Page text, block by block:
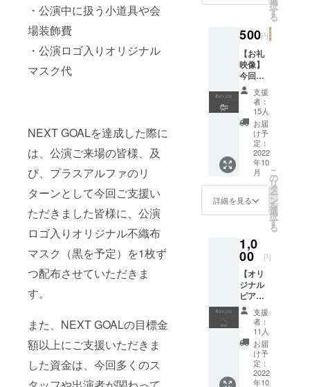
・公演中に扱う小道具や会
場装飾費
・公演ロゴ入りオリジナル
マスク代
NEXT GOALを達成した際に
は、公演ご来場の皆様、及
び、プラスアルファのリ
ターンとして今回ご支援い
ただきました皆様に、公演
ロゴ入りオリジナル不織布
マスク（黒を予定）を1枚ず
つ配布させていただきま
す。
また、NEXT GOALの目標金
額以上にご支援いただきま
した資金は、今回多くのス
玉県川越と
寿にてキッ
ズダンスス
タジオ
「Sunny
Piece」を運
営していま
For..."オ
リジナ
ルス
テッ
カー〉
60mm×
60mm
のオリ
ジナル
ステッ
カー。
（デザ
イン 画
像②）
［お届
け形
式］※ご
い。 1.
郵送 …
9/26(月)
以降随
時発
送。 2.
会場で
のお渡
し（本
公演ご
観劇予
定の方
のみ対
択
す
る
500円
【お礼
映像】
今回頂
いたご
支援に
対する
お礼の
メッ
セージ
の映
像。 ※
映像に
関する
著作権
は、
社
Sunnyq
ueに帰
属しま
す。 ※
著作権
者の許
可無
く、著
作権法
および
関連法
律、条
支援
者：
15人
お届
け予
定：
2022
年10
月
詳細を見る
こ
の
リ
タ
ー
ン
を
選
択
す
る
1,0
00 円
【オリ
ジナル
ピアノ
楽曲】
今回の
公演の
ために
制作さ
れたオ
リジナ
ルピア
支援
者：
11人
お届
け予
定：
2022
年10